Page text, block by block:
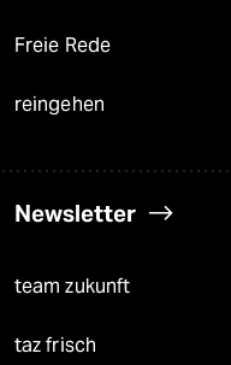
Freie Rede
reingehen
Newsletter
team zukunft
taz frisch